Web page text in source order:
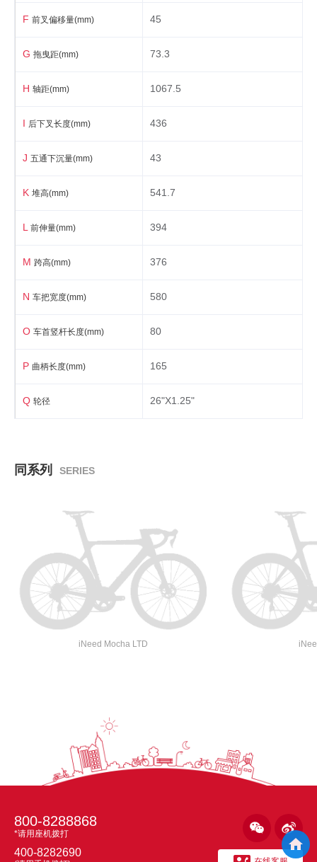
F 前叉偏移量(mm) 45
G 拖曳距(mm) 73.3
H 轴距(mm) 1067.5
I 后下叉长度(mm) 436
J 五通下沉量(mm) 43
K 堆高(mm) 541.7
L 前伸量(mm) 394
M 跨高(mm) 376
N 车把宽度(mm) 580
O 车首竖杆长度(mm) 80
P 曲柄长度(mm) 165
Q 轮径 26"X1.25"
同系列 SERIES
iNeed Mocha LTD

800-8288868
*请用座机拨打
400-8282690
 